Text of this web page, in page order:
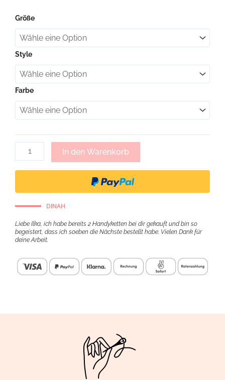
Größe
Style
Farbe
Frieda,
mit
Menge
In den Warenkorb
DINAH
Liebe Ilka, ich habe bereits 2 Handyketten bei dir gekauft und bin so
begeistert, dass ich soeben die Nächste bestellt habe. Vielen Dank für
deine Arbeit.